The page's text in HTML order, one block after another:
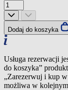
Dodaj do koszyka
Usługa rezerwacji
do koszyka”
„Zarezerwuj i kup
możliwa w